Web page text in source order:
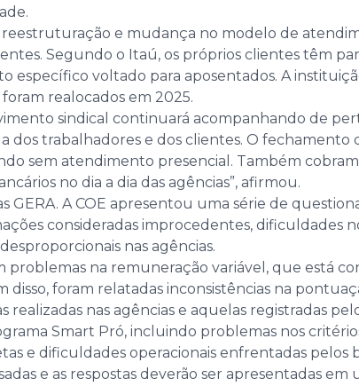
e mudança no modelo de
Segundo o Itaú, os próprios clientes têm
específico voltado para aposentados. A
realocados em 2025.
sindical continuará acompanhando de
trabalhadores e dos clientes. O fechamento
sem atendimento presencial. Também
no dia a dia das agências”, afirmou.
A COE apresentou uma série de
consideradas improcedentes, dificuldades
nas agências.
na remuneração variável, que está
foram relatadas inconsistências na
nas agências e aquelas registradas
Smart Pró, incluindo problemas nos
e dificuldades operacionais enfrentadas pelos
e as respostas deverão ser apresentadas